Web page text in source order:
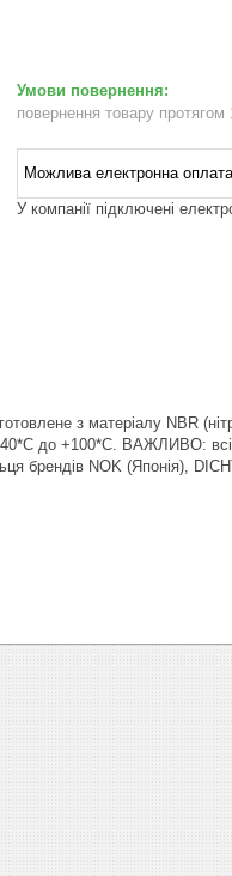
повернення товару протягом
У компанії підключені
з матеріалу NBR
40*С до +100*С. ВАЖЛИВО:
брендів NOK (Японія),